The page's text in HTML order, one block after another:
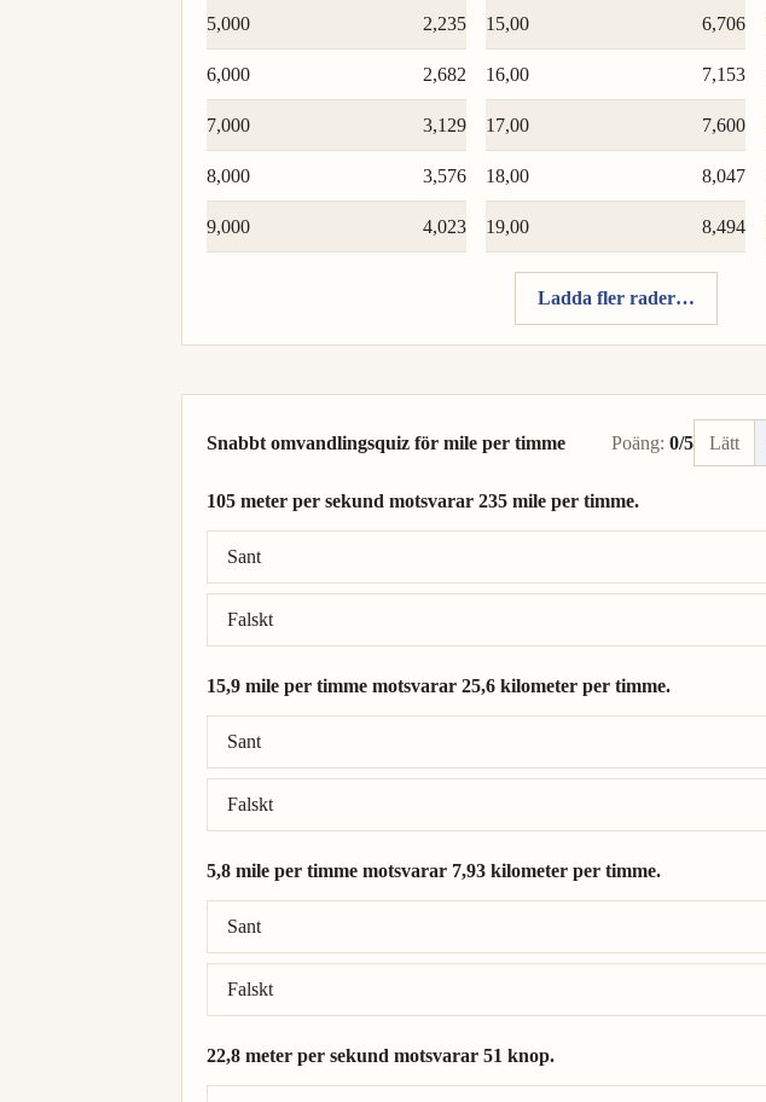
5,000 2,235
6,000 2,682
7,000 3,129
8,000 3,576
9,000 4,023
15,00 6,706
16,00 7,153
17,00 7,600
18,00 8,047
19,00 8,494
Ladda fler rader…
Snabbt omvandlingsquiz för mile per timme Poäng: 0/5 Lätt
105 meter per sekund motsvarar 235 mile per timme.
Sant
Falskt
Rätt svar: 105 meter per sekund = 235 mile per timme.
15,9 mile per timme motsvarar 25,6 kilometer per timme.
Sant
Falskt
Rätt svar: 15,9 mile per timme = 25,6 kilometer per timme.
5,8 mile per timme motsvarar 7,93 kilometer per timme.
Sant
Falskt
Rätt svar: 5,8 mile per timme = 9,33 kilometer per timme.
22,8 meter per sekund motsvarar 51 knop.
Rätt svar: 22,8 meter per sekund = 44,3 knop.